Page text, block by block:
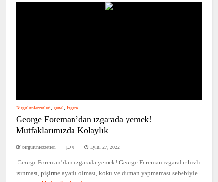
Birgulunlezzetleri ,genel ,Izgara
George Foreman’dan ızgarada yemek!
Mutfaklarımızda Kolaylık
birgulunlezzetleri 0 Eylül 27, 2022
George Foreman’dan ızgarada yemek! George Foreman ızgaralar hızlı
ısınması, pişirme ayarlı olması, koku ve duman yapmaması sebebiyle